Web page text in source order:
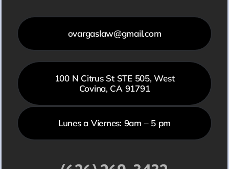
ovargaslaw@gmail.com
100 N Citrus St STE 505, West
Covina, CA 91791
Lunes a Viernes: 9am – 5 pm